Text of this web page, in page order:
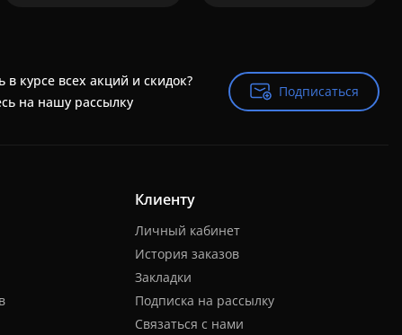
в курсе всех акций и скидок?
на нашу рассылку
Подписаться
Подписаться
Клиенту
Личный кабинет
История заказов
Закладки
Подписка на рассылку
Связаться с нами